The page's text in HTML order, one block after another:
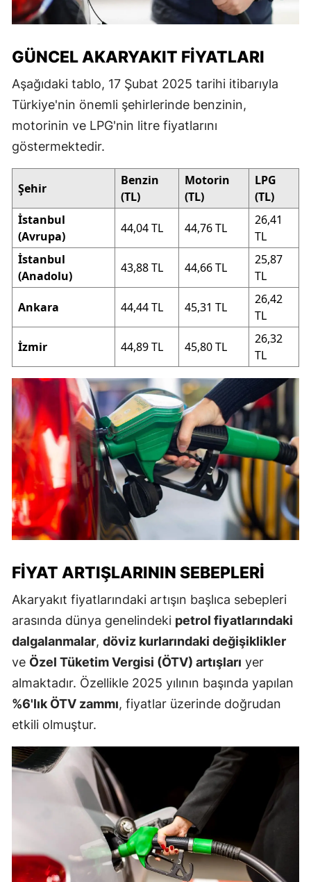
GÜNCEL AKARYAKIT FIYATLARI
Aşağıdaki tablo, 17 Şubat 2025 tarihi itibarıyla
Türkiye'nin önemli şehirlerinde benzinin,
motorinin ve LPG'nin litre fiyatlarını
göstermektedir.
Şehir
Benzin
(TL)
Motorin
(TL)
LPG
(TL)
İstanbul
(Avrupa)
44,04 TL 44,76 TL
26,41
TL
İstanbul
(Anadolu)
43,88 TL 44,66 TL
25,87
TL
Ankara 44,44 TL 45,31 TL
26,42
TL
İzmir 44,89 TL 45,80 TL
26,32
TL
FIYAT ARTIŞLARININ SEBEPLERI
Akaryakıt fiyatlarındaki artışın başlıca sebepleri
arasında dünya genelindeki petrol fiyatlarındaki
dalgalanmalar, döviz kurlarındaki değişiklikler
ve Özel Tüketim Vergisi (ÖTV) artışları yer
almaktadır. Özellikle 2025 yılının başında yapılan
%6'lık ÖTV zammı, fiyatlar üzerinde doğrudan
etkili olmuştur.